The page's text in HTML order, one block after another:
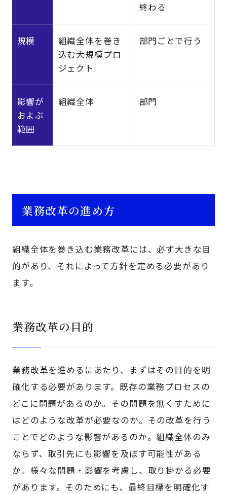
終わる
規模
組織全体を巻き
込む大規模プロ
ジェクト
部門ごとで行う
影響が
およぶ
範囲
組織全体 部門
業務改革の進め方
組織全体を巻き込む業務改革には、必ず大きな目
的があり、それによって方針を定める必要があり
ます。
業務改革の目的
業務改革を進めるにあたり、まずはその目的を明
確化する必要があります。既存の業務プロセスの
どこに問題があるのか。その問題を無くすために
はどのような改革が必要なのか。その改革を行う
ことでどのような影響があるのか。組織全体のみ
ならず、取引先にも影響を及ぼす可能性がある
か。様々な問題・影響を考慮し、取り掛かる必要
があります。そのためにも、最終目標を明確化す